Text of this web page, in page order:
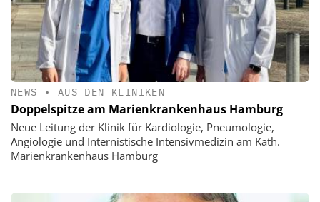
NEWS • AUS DEN KLINIKEN
Doppelspitze am Marienkrankenhaus Hamburg
Neue Leitung der Klinik für Kardiologie, Pneumologie,
Angiologie und Internistische Intensivmedizin am Kath.
Marienkrankenhaus Hamburg